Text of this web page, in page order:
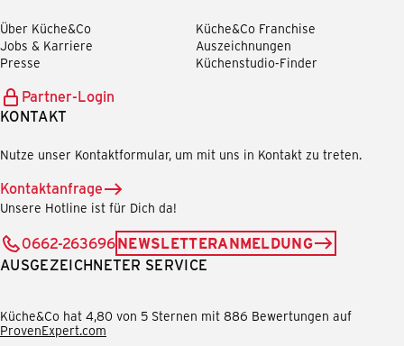
Über Küche&Co
Jobs & Karriere
Presse
Küche&Co Franchise
Auszeichnungen
Küchenstudio-Finder
Partner-Login
KONTAKT
Nutze unser Kontaktformular, um mit uns in Kontakt zu treten.
Kontaktanfrage
Unsere Hotline ist für Dich da!
0662-263696NEWSLETTERANMELDUNG
AUSGEZEICHNETER SERVICE
Küche&Co hat 4,80 von 5 Sternen mit 886 Bewertungen auf
ProvenExpert.com